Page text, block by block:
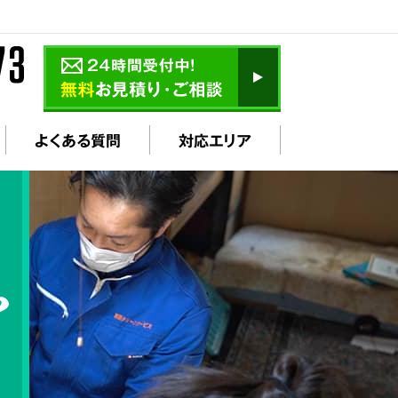
よくある質問 対応エリア